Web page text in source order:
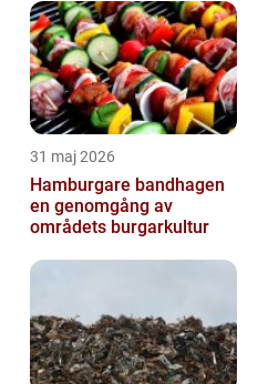
31 maj 2026
Hamburgare bandhagen
en genomgång av
områdets burgarkultur